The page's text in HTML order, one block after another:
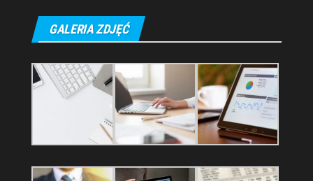
GALERIA ZDJĘĆ